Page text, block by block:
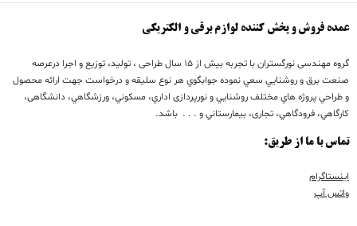
عمده فروش و پخش کننده لوازم برقی و الکتریکی
گروه مهندسی نورگستران با تجربه بيش از 15 سال طراحی ، تولید، توزیع و اجرا درعرصه
صنعت برق و روشنايي سعي نموده جوابگوي هر نوع سليقه و درخواست جهت ارائه محصول
و طراحي پروژه هاي مختلف روشنايي و نورپردازی اداري، مسكوني، ورزشگاهي، دانشگاهی،
كارگاهي، فرودگاهي، تجاری، بيمارستاني و . . . باشد.
تماس با ما از طریق:
اینستاگرام
واتس آپ